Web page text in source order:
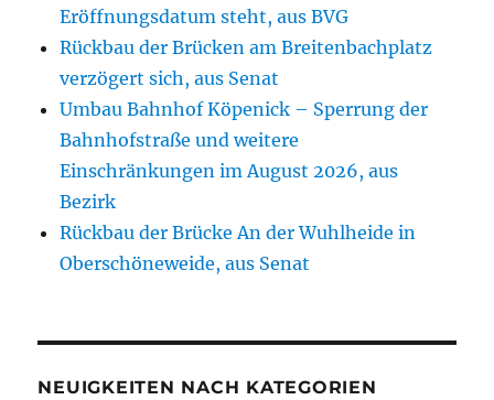
Eröffnungsdatum steht, aus BVG
Rückbau der Brücken am Breitenbachplatz
verzögert sich, aus Senat
Umbau Bahnhof Köpenick – Sperrung der
Bahnhofstraße und weitere
Einschränkungen im August 2026, aus
Bezirk
Rückbau der Brücke An der Wuhlheide in
Oberschöneweide, aus Senat
NEUIGKEITEN NACH KATEGORIEN